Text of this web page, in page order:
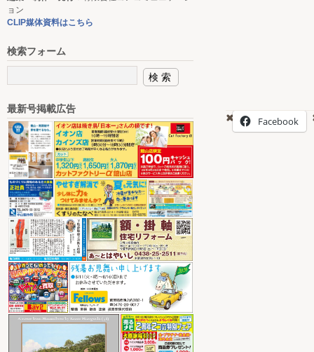
Facebook
ョン
CLIP媒体資料はこちら
検索フォーム
最新号掲載広告